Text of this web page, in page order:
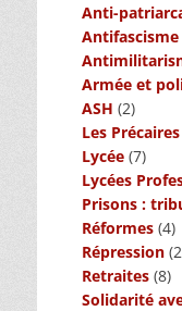
Anti-
Antifascisme
Armée et
ASH (2)
Les
Lycée (7)
Lycées
Prisons :
Réformes (4)
Répression
Retraites (8)
Solidarité